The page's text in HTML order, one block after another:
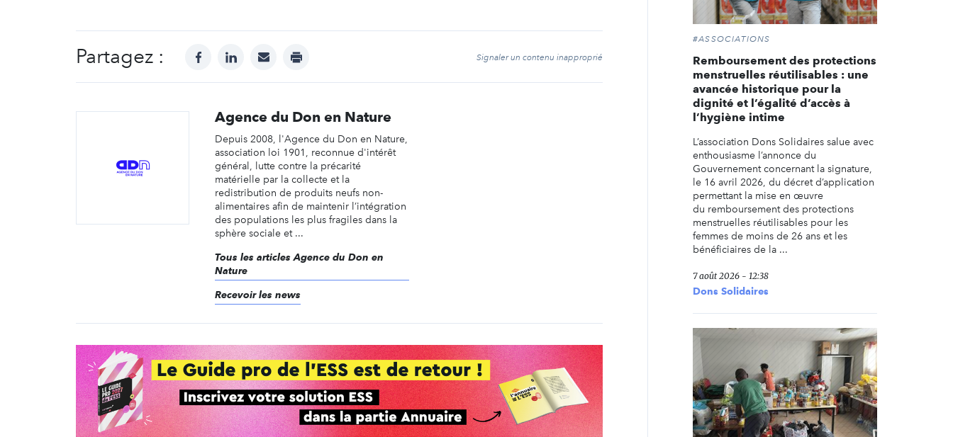
Partagez : facebooklinkedinmail print Signaler un contenu inapproprié
Agence du Don en Nature
Depuis 2008, l'Agence du Don en Nature,
association loi 1901, reconnue d'intérêt
général, lutte contre la précarité
matérielle par la collecte et la
redistribution de produits neufs non-
alimentaires afin de maintenir l’intégration
des populations les plus fragiles dans la
sphère sociale et ...
Tous les articles Agence du Don en
Nature
Recevoir les news
#ASSOCIATIONS
Remboursement des protections
menstruelles réutilisables : une
avancée historique pour la
dignité et l’égalité d’accès à
l’hygiène intime
L’association Dons Solidaires salue avec
enthousiasme l’annonce du
Gouvernement concernant la signature,
le 16 avril 2026, du décret d’application
permettant la mise en œuvre
du remboursement des protections
menstruelles réutilisables pour les
femmes de moins de 26 ans et les
bénéficiaires de la ...
7 août 2026 - 12:38
Dons Solidaires